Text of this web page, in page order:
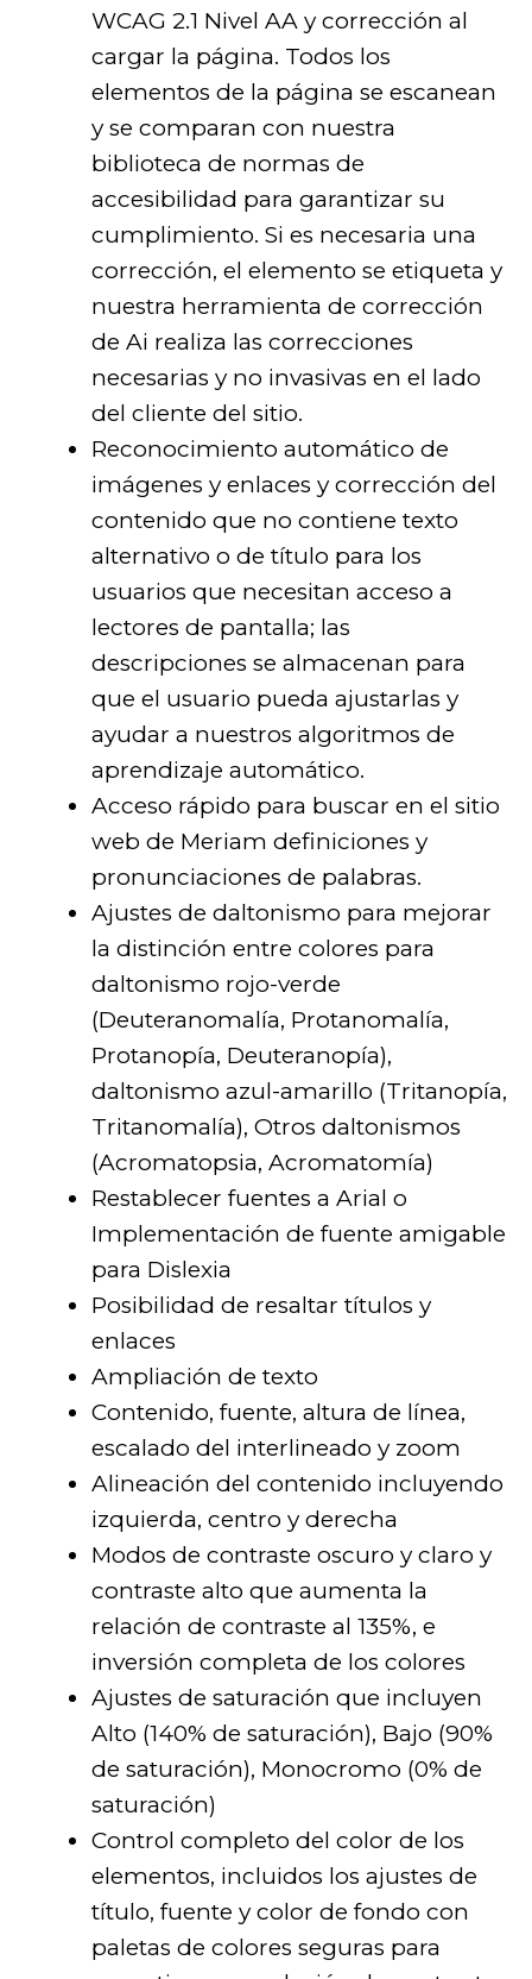
WCAG 2.1 Nivel AA y corrección al
cargar la página. Todos los
elementos de la página se escanean
y se comparan con nuestra
biblioteca de normas de
accesibilidad para garantizar su
cumplimiento. Si es necesaria una
corrección, el elemento se etiqueta y
nuestra herramienta de corrección
de Ai realiza las correcciones
necesarias y no invasivas en el lado
del cliente del sitio.
Reconocimiento automático de
imágenes y enlaces y corrección del
contenido que no contiene texto
alternativo o de título para los
usuarios que necesitan acceso a
lectores de pantalla; las
descripciones se almacenan para
que el usuario pueda ajustarlas y
ayudar a nuestros algoritmos de
aprendizaje automático.
Acceso rápido para buscar en el sitio
web de Meriam definiciones y
pronunciaciones de palabras.
Ajustes de daltonismo para mejorar
la distinción entre colores para
daltonismo rojo-verde
(Deuteranomalía, Protanomalía,
Protanopía, Deuteranopía),
daltonismo azul-amarillo (Tritanopía,
Tritanomalía), Otros daltonismos
(Acromatopsia, Acromatomía)
Restablecer fuentes a Arial o
Implementación de fuente amigable
para Dislexia
Posibilidad de resaltar títulos y
enlaces
Ampliación de texto
Contenido, fuente, altura de línea,
escalado del interlineado y zoom
Alineación del contenido incluyendo
izquierda, centro y derecha
Modos de contraste oscuro y claro y
contraste alto que aumenta la
relación de contraste al 135%, e
inversión completa de los colores
Ajustes de saturación que incluyen
Alto (140% de saturación), Bajo (90%
de saturación), Monocromo (0% de
saturación)
Control completo del color de los
elementos, incluidos los ajustes de
título, fuente y color de fondo con
paletas de colores seguras para